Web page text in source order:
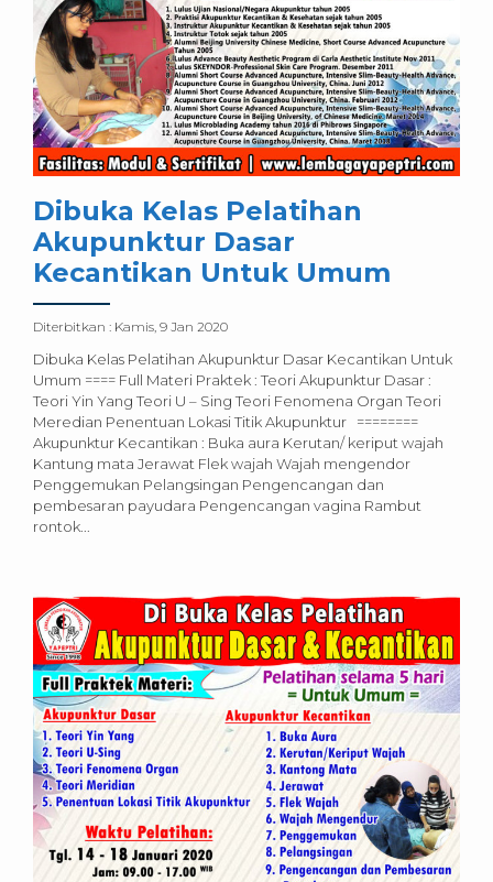
Dibuka Kelas Pelatihan
Akupunktur Dasar
Kecantikan Untuk Umum
Diterbitkan : Kamis, 9 Jan 2020
Dibuka Kelas Pelatihan Akupunktur Dasar Kecantikan Untuk
Umum ==== Full Materi Praktek : Teori Akupunktur Dasar :
Teori Yin Yang Teori U – Sing Teori Fenomena Organ Teori
Meredian Penentuan Lokasi Titik Akupunktur ========
Akupunktur Kecantikan : Buka aura Kerutan/ keriput wajah
Kantung mata Jerawat Flek wajah Wajah mengendor
Penggemukan Pelangsingan Pengencangan dan
pembesaran payudara Pengencangan vagina Rambut
rontok...